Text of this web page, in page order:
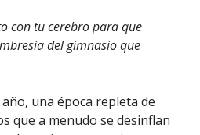
con tu cerebro para que
del gimnasio que
una época repleta de
que a menudo se desinflan